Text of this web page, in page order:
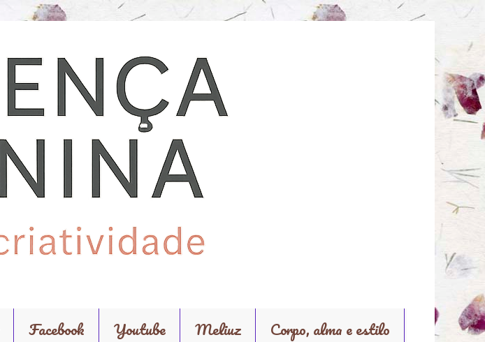
Facebook Youtube Meliuz Corpo, alma e estilo